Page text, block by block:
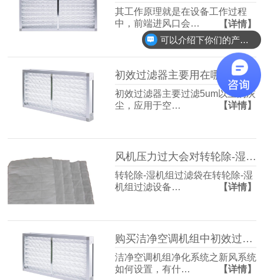
其工作原理就是在设备工作过程
中，前端进风口会…
【详情】
初效过滤器主要用在哪些地方
初效过滤器主要过滤5um以上的灰
尘，应用于空…
【详情】
风机压力过大会对转轮除-湿机组过滤袋造成影响吗
转轮除-湿机组过滤袋在转轮除-湿
机组过滤设备…
【详情】
购买洁净空调机组中初效过滤器需要注意什么
洁净空调机组净化系统之新风系统
如何设置，有什…
【详情】
可以介绍下你们的产品么？